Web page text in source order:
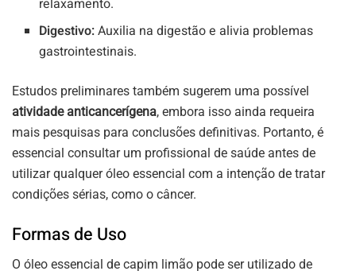
relaxamento.
Digestivo:Auxilia na digestão e alivia problemas
gastrointestinais.
Estudos preliminares também sugerem uma possível
atividade anticancerígena, embora isso ainda requeira
mais pesquisas para conclusões definitivas. Portanto, é
essencial consultar um profissional de saúde antes de
utilizar qualquer óleo essencial com a intenção de tratar
condições sérias, como o câncer.
Formas de Uso
O óleo essencial de capim limão pode ser utilizado de